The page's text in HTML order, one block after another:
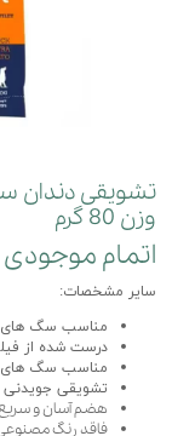
تشویقی دندان
وزن 80 گرم
اتمام موجودی
سایر مشخصات:
مناسب سگ های
درست شده از
مناسب سگ های
تشویقی جویدنی
هضم آسان و
فاقد رنگ